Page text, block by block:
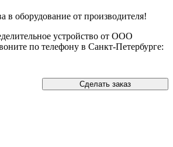
в оборудование от производителя!
устройство от ООО
по телефону в Санкт-Петербурге:
Сделать заказ